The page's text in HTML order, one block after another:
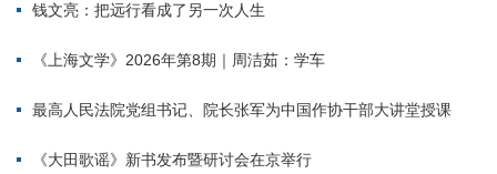
钱文亮：把远行看成了另一次人生
《上海文学》2026年第8期｜周洁茹：学车
最高人民法院党组书记、院长张军为中国作协干部大讲堂授课
《大田歌谣》新书发布暨研讨会在京举行